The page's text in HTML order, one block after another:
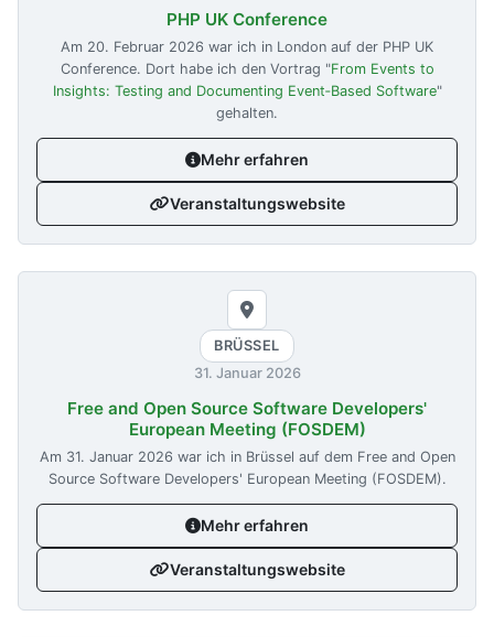
PHP UK Conference
Am 20. Februar 2026 war ich in London auf der PHP UK
Conference. Dort habe ich den Vortrag "From Events to
Insights: Testing and Documenting Event‑Based Software"
gehalten.
Mehr erfahren
Veranstaltungswebsite
BRÜSSEL
31. Januar 2026
Free and Open Source Software Developers'
European Meeting (FOSDEM)
Am 31. Januar 2026 war ich in Brüssel auf dem Free and Open
Source Software Developers' European Meeting (FOSDEM).
Mehr erfahren
Veranstaltungswebsite